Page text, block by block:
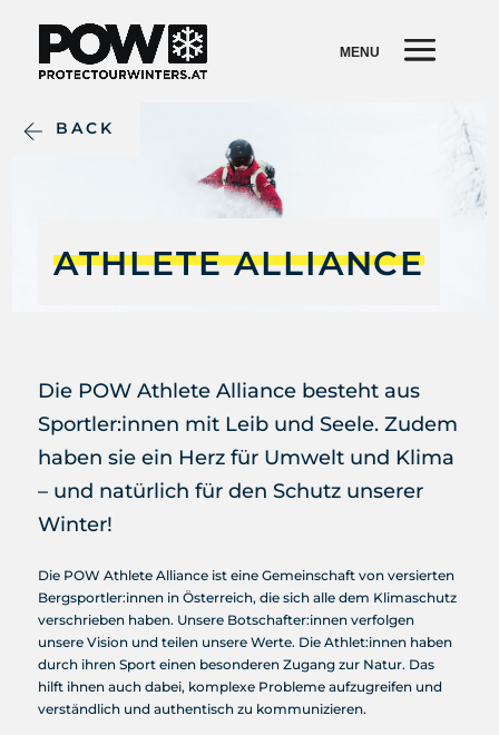
BACK
ATHLETE ALLIANCE
Die POW Athlete Alliance besteht aus
Sportler:innen mit Leib und Seele. Zudem
haben sie ein Herz für Umwelt und Klima
– und natürlich für den Schutz unserer
Winter!
Die POW Athlete Alliance ist eine Gemeinschaft von versierten
Bergsportler:innen in Österreich, die sich alle dem Klimaschutz
verschrieben haben. Unsere Botschafter:innen verfolgen
unsere Vision und teilen unsere Werte. Die Athlet:innen haben
durch ihren Sport einen besonderen Zugang zur Natur. Das
hilft ihnen auch dabei, komplexe Probleme aufzugreifen und
verständlich und authentisch zu kommunizieren.